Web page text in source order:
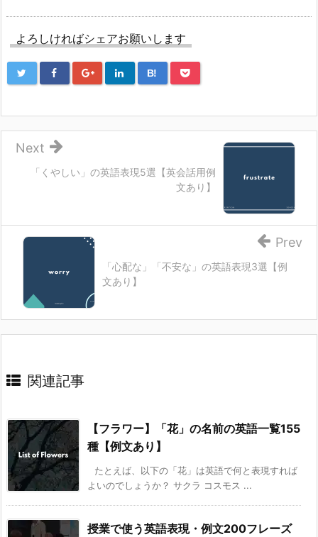
よろしければシェアお願いします
B!
「くやしい」の英語表現5選【英会話用例
文あり】
Next
「心配な」「不安な」の英語表現3選【例
文あり】
Prev
関連記事
【フラワー】「花」の名前の英語一覧155
種【例文あり】
たとえば、以下の「花」は英語で何と表現すれば
よいのでしょうか？ サクラ コスモス ...
授業で使う英語表現・例文200フレーズ